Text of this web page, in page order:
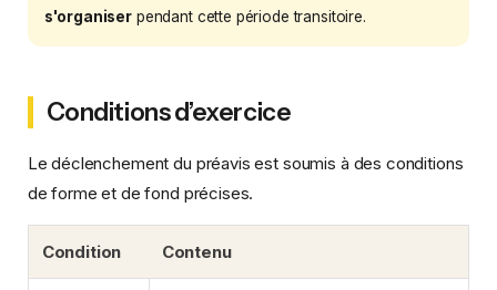
s'organiser pendant cette période transitoire.
Conditions d’exercice
Le déclenchement du préavis est soumis à des conditions
de forme et de fond précises.
Condition Contenu